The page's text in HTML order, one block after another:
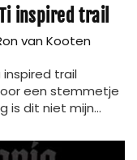
inspired trail
van Kooten
inspired trail
een stemmetje
is dit niet mijn...